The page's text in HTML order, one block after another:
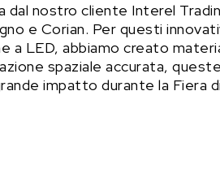
dal nostro cliente Interel
e Corian. Per questi
a LED, abbiamo creato
spaziale accurata,
impatto durante la Fiera